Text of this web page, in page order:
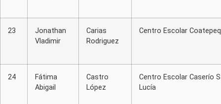
23
Jonathan
Vladimir
Carias
Rodriguez
Centro Escolar
24
Fátima
Abigail
Castro
López
Centro Escolar Caserío
Lucía